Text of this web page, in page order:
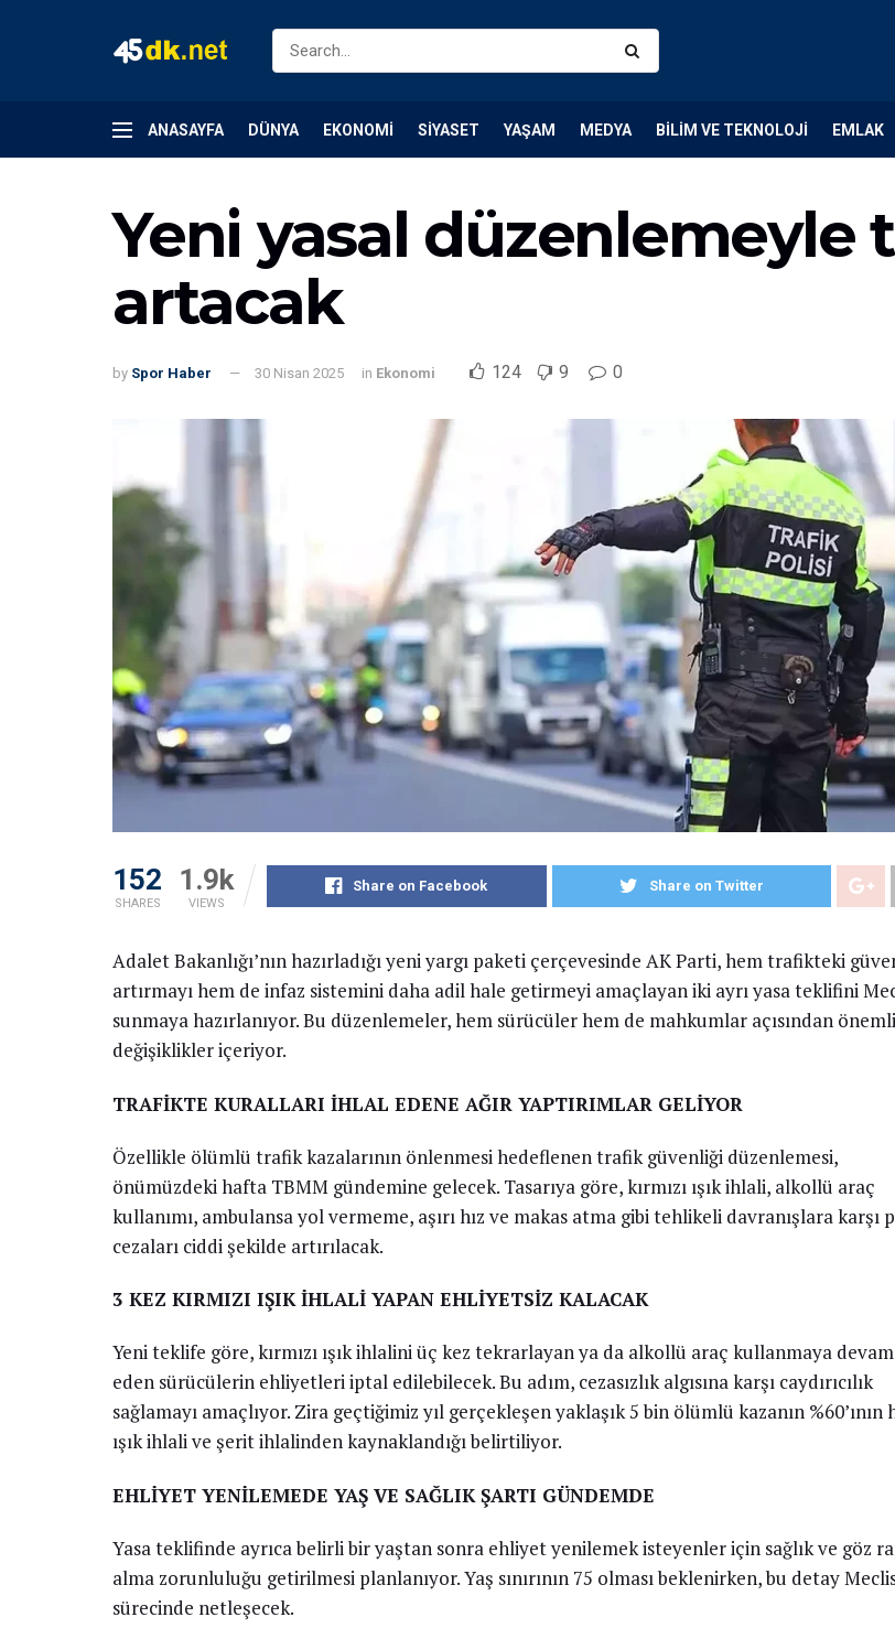
ANASAYFA DÜNYA EKONOMI SIYASET YAŞAM MEDYA BILIM VE TEKNOLOJI EMLAK
Yeni yasal düzenlemeyle
artacak
by Spor Haber 30 Nisan 2025 in Ekonomi 124 9 0
152
SHARES
1.9k
VIEWS
Share on Facebook Share on Twitter
Adalet Bakanlığı’nın hazırladığı yeni yargı paketi çerçevesinde AK Parti, hem trafikteki
artırmayı hem de infaz sistemini daha adil hale getirmeyi amaçlayan iki ayrı yasa teklifini
sunmaya hazırlanıyor. Bu düzenlemeler, hem sürücüler hem de mahkumlar açısından önemli
değişiklikler içeriyor.
TRAFİKTE KURALLARI İHLAL EDENE AĞIR YAPTIRIMLAR GELİYOR
Özellikle ölümlü trafik kazalarının önlenmesi hedeflenen trafik güvenliği düzenlemesi,
önümüzdeki hafta TBMM gündemine gelecek. Tasarıya göre, kırmızı ışık ihlali, alkollü araç
kullanımı, ambulansa yol vermeme, aşırı hız ve makas atma gibi tehlikeli davranışlara karşı
cezaları ciddi şekilde artırılacak.
3 KEZ KIRMIZI IŞIK İHLALİ YAPAN EHLİYETSİZ KALACAK
Yeni teklife göre, kırmızı ışık ihlalini üç kez tekrarlayan ya da alkollü araç kullanmaya devam
eden sürücülerin ehliyetleri iptal edilebilecek. Bu adım, cezasızlık algısına karşı caydırıcılık
sağlamayı amaçlıyor. Zira geçtiğimiz yıl gerçekleşen yaklaşık 5 bin ölümlü kazanın %60’ının
ışık ihlali ve şerit ihlalinden kaynaklandığı belirtiliyor.
EHLİYET YENİLEMEDE YAŞ VE SAĞLIK ŞARTI GÜNDEMDE
Yasa teklifinde ayrıca belirli bir yaştan sonra ehliyet yenilemek isteyenler için sağlık ve göz
alma zorunluluğu getirilmesi planlanıyor. Yaş sınırının 75 olması beklenirken, bu detay
sürecinde netleşecek.